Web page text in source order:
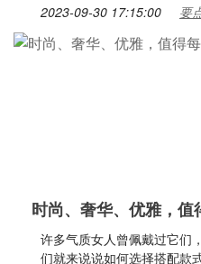
2023-09-30 17:15:00 要
时尚、奢华、优雅，值
许多气质女人曾佩戴过它们
们就来说说如何选择搭配